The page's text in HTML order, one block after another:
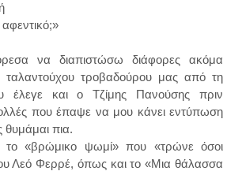
να διαπιστώσω διάφορες ακόμα
ταλαντούχου τροβαδούρου μας από τη
έλεγε και ο Τζίμης Πανούσης πριν
που έπαψε να μου κάνει εντύπωση
θυμάμαι πια.
το «βρώμικο ψωμί» που «τρώνε όσοι
Λεό Φερρέ, όπως και το «Μια θάλασσα